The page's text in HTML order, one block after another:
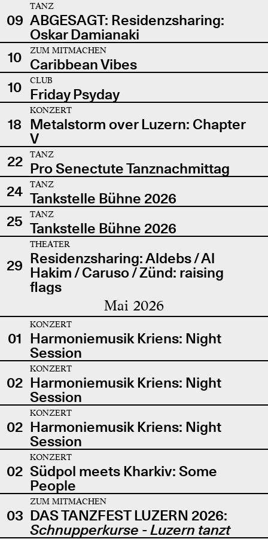
09
TANZ
ABGESAGT: Residenzsharing:
Oskar Damianaki
10
ZUM MITMACHEN
Caribbean Vibes
10
CLUB
Friday Psyday
18
KONZERT
Metalstorm over Luzern: Chapter
V
22
TANZ
Pro Senectute Tanznachmittag
24
TANZ
Tankstelle Bühne 2026
25
TANZ
Tankstelle Bühne 2026
29
THEATER
Residenzsharing: Aldebs / Al
Hakim / Caruso / Zünd: raising
flags
Mai 2026
01
KONZERT
Harmoniemusik Kriens: Night
Session
02
KONZERT
Harmoniemusik Kriens: Night
Session
02
KONZERT
Harmoniemusik Kriens: Night
Session
02
KONZERT
Südpol meets Kharkiv: Some
People
03
ZUM MITMACHEN
DAS TANZFEST LUZERN 2026:
Schnupperkurse - Luzern tanzt